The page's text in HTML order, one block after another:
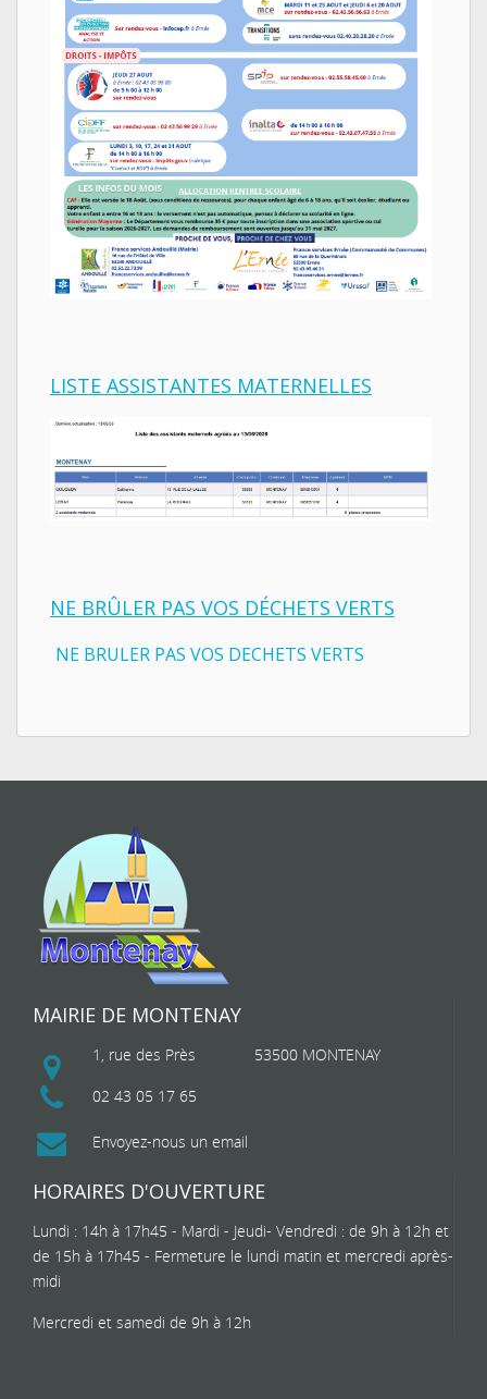
LISTE ASSISTANTES MATERNELLES
NE BRÛLER PAS VOS DÉCHETS VERTS
NE BRULER PAS VOS DECHETS VERTS
MAIRIE DE MONTENAY
1, rue des Près
53500 MONTENAY
02 43 05 17 65
Envoyez-nous un email
HORAIRES D'OUVERTURE
Lundi : 14h à 17h45 - Mardi - Jeudi- Vendredi : de 9h à 12h et
de 15h à 17h45 - Fermeture le lundi matin et mercredi après-
midi
Mercredi et samedi de 9h à 12h